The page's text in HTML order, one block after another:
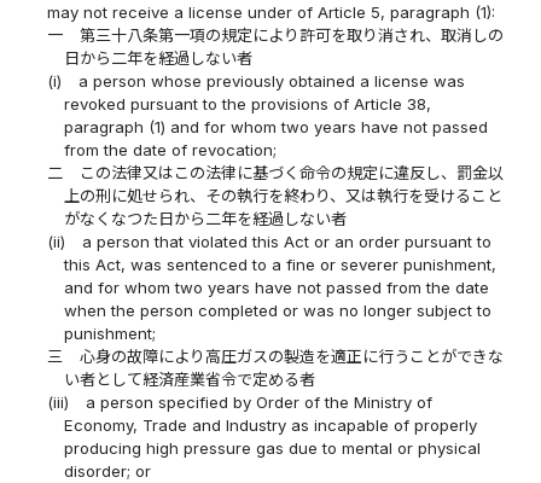
may not receive a license under of Article 5, paragraph (1):
一
第三十八条第一項の規定により許可を取り消され、取消しの
日から二年を経過しない者
(i)
a person whose previously obtained a license was
revoked pursuant to the provisions of Article 38,
paragraph (1) and for whom two years have not passed
from the date of revocation;
二
この法律又はこの法律に基づく命令の規定に違反し、罰金以
上の刑に処せられ、その執行を終わり、又は執行を受けること
がなくなつた日から二年を経過しない者
(ii)
a person that violated this Act or an order pursuant to
this Act, was sentenced to a fine or severer punishment,
and for whom two years have not passed from the date
when the person completed or was no longer subject to
punishment;
三
心身の故障により高圧ガスの製造を適正に行うことができな
い者として経済産業省令で定める者
(iii)
a person specified by Order of the Ministry of
Economy, Trade and Industry as incapable of properly
producing high pressure gas due to mental or physical
disorder; or